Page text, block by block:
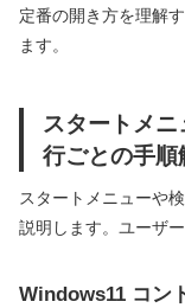
定番の開き方を理解
ます。
スタートメ
行ごとの手順
スタートメニューや
説明します。ユーザ
Windows11 コン